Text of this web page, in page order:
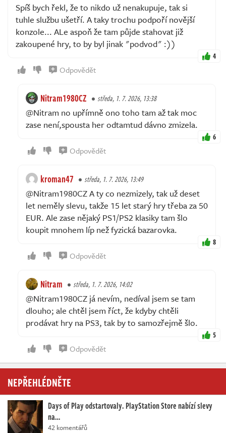
Spíš bych řekl, že to nikdo už nenakupuje, tak si
tuhle službu ušetří. A taky trochu podpoří novější
konzole... ALe aspoň že tam půjde stahovat již
zakoupené hry, to by byl jinak "podvod" :))
4
Odpovědět
Nitram1980CZ středa, 1. 7. 2026, 13:38
@Nitram no upřímně ono toho tam až tak moc
zase není,spousta her odtamtud dávno zmizela.
6
Odpovědět
kroman47 středa, 1. 7. 2026, 13:49
@Nitram1980CZ A ty co nezmizely, tak už deset
let neměly slevu, takže 15 let starý hry třeba za 50
EUR. Ale zase nějaký PS1/PS2 klasiky tam šlo
koupit mnohem líp než fyzická bazarovka.
8
Odpovědět
Nitram středa, 1. 7. 2026, 14:02
@Nitram1980CZ já nevím, nedíval jsem se tam
dlouho; ale chtěl jsem říct, že kdyby chtěli
prodávat hry na PS3, tak by to samozřejmě šlo.
5
Odpovědět
NEPŘEHLÉDNĚTE
Days of Play odstartovaly. PlayStation Store nabízí slevy
na…
42 komentářů